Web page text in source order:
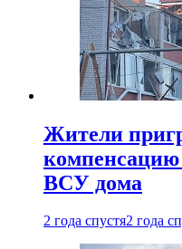
Жители
ВСУ дома
2 года спустя2 года